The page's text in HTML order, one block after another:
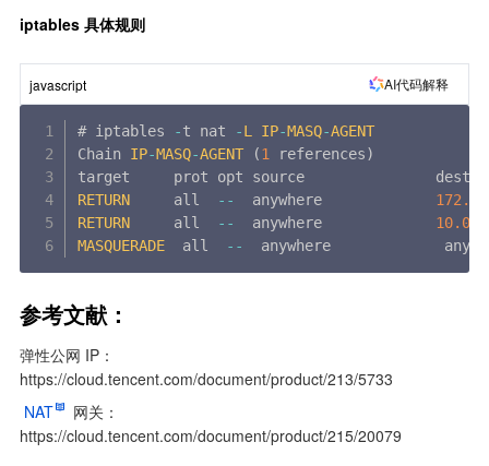
iptables 具体规则
javascript AI代码解释
# iptables -t nat -L IP-MASQ-AGENT
Chain IP-MASQ-AGENT (1 references)
RETURN
     all
--
  anywhere
172.18
RETURN
     all
--
  anywhere
10.0
MASQUERADE
  all
--
anywhere
参考文献：
弹性公网 IP：
https://cloud.tencent.com/document/product/213/5733
NAT
网关：
https://cloud.tencent.com/document/product/215/20079